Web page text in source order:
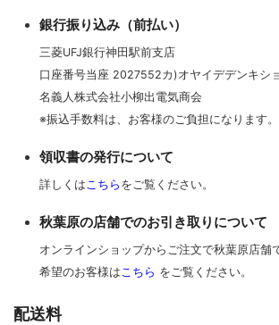
銀行振り込み（前払い）
三菱UFJ銀行神田駅前支店
口座番号当座 2027552カ)オヤイデデンキシ
名義人株式会社小柳出電気商会
※振込手数料は、お客様のご負担になります。
領収書の発行について
詳しくはこちら をご覧ください。
秋葉原の店舗でのお引き取りについて
オンラインショップからご注文で秋葉原店舗
希望のお客様はこちら をご覧ください。
配送料